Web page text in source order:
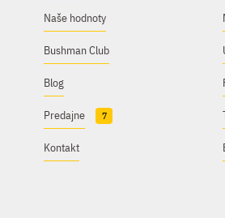
Naše hodnoty
Bushman Club
Blog
Predajne 7
Kontakt